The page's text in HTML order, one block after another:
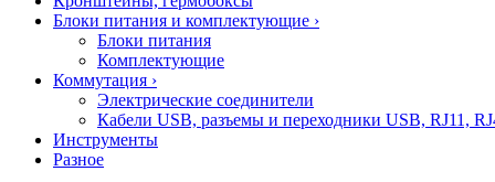
Блоки питания и комплектующие ›
Блоки питания
Комплектующие
Коммутация ›
Электрические соединители
Кабели USB, разъемы и переходники USB, RJ11,
Инструменты
Разное